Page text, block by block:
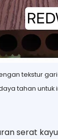
tekstur
tahan untuk
serat